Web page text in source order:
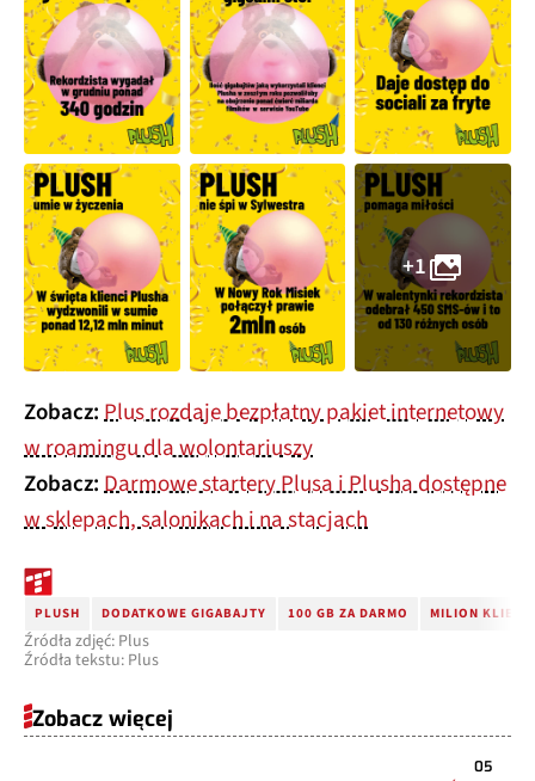
+1
Zobacz:Plus rozdaje bezpłatny pakiet internetowy
w roamingu dla wolontariuszy
Zobacz:Darmowe startery Plusa i Plusha dostępne
w sklepach, salonikach i na stacjach
PLUSH DODATKOWE GIGABAJTY 100 GB ZA DARMO MILION
Źródła zdjęć: Plus
Źródła tekstu: Plus
Zobacz więcej
05